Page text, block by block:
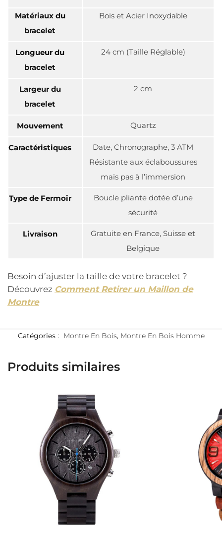
Matériaux du
bracelet
Bois et Acier Inoxydable
Longueur du
bracelet
24 cm (Taille Réglable)
Largeur du
bracelet
2 cm
Mouvement Quartz
Caractéristiques
Date, Chronographe, 3 ATM
Résistante aux éclaboussures
mais pas à l’immersion
Type de Fermoir
Boucle pliante dotée d’une
sécurité
Livraison
Gratuite en France, Suisse et
Belgique
Besoin d’ajuster la taille de votre bracelet ?
Découvrez Comment Retirer un Maillon de
Montre
Catégories : Montre En Bois, Montre En Bois Homme
Produits similaires